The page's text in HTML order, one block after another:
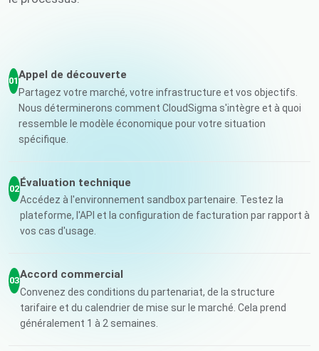
01Appel de découverte
Partagez votre marché, votre infrastructure et vos objectifs.
Nous déterminerons comment CloudSigma s'intègre et à quoi
ressemble le modèle économique pour votre situation
spécifique.
02Évaluation technique
Accédez à l'environnement sandbox partenaire. Testez la
plateforme, l'API et la configuration de facturation par rapport à
vos cas d'usage.
03Accord commercial
Convenez des conditions du partenariat, de la structure
tarifaire et du calendrier de mise sur le marché. Cela prend
généralement 1 à 2 semaines.